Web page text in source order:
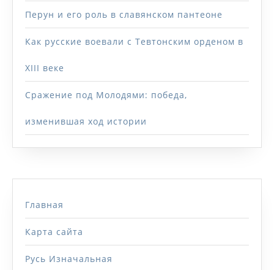
Перун и его роль в славянском пантеоне
Как русские воевали с Тевтонским орденом в
XIII веке
Сражение под Молодями: победа,
изменившая ход истории
Главная
Карта сайта
Русь Изначальная